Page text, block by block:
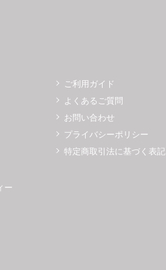
ー
ご利用ガイド
よくあるご質問
お問い合わせ
プライバシーポリシー
特定商取引法に基づく表記